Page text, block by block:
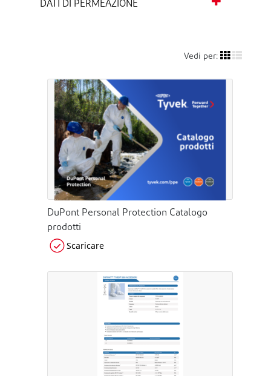
DATI DI PERMEAZIONE
Vedi per:
DuPont Personal Protection Catalogo
prodotti
Scaricare